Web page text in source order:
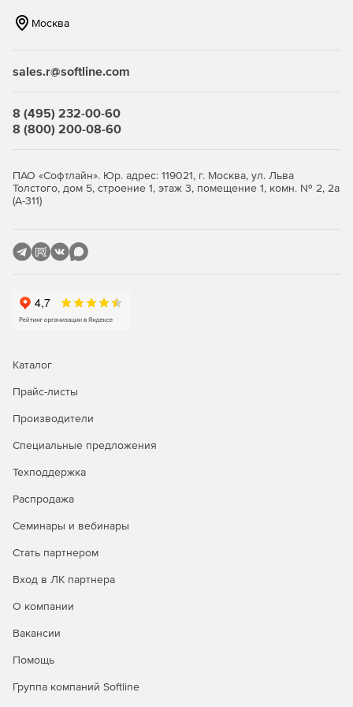
различаются количеством прогонов и типом процесса
стандартным методам удаления можно выбрать сложный
SolidErase
O&O SafeErase включает функцию SolidErase, которая
была разработана специально для удаления
твердотельных накопителей. SolidErase использует
накопитель подвергался минимальной нагрузке.
Москва
sales.r@softline.com
8 (495) 232-00-60
8 (800) 200-08-60
ПАО «Софтлайн». Юр. адрес: 119021, г. Москва, ул. Льва
Толстого, дом 5, строение 1, этаж 3, помещение 1, комн. № 2, 2а
(А-311)
Каталог
Прайс-листы
Производители
Специальные предложения
Техподдержка
Распродажа
Семинары и вебинары
Стать партнером
Вход в ЛК партнера
О компании
Вакансии
Помощь
Группа компаний Softline